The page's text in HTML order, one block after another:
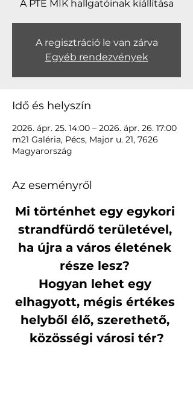
A PTE MIK hallgatóinak kiállítása
A regisztráció le van zárva
Egyéb rendezvények
Idő és helyszín
2026. ápr. 25. 14:00 – 2026. ápr. 26. 17:00
m21 Galéria, Pécs, Major u. 21, 7626
Magyarország
Az eseményről
Mi történhet egy egykori
strandfürdő területével,
ha újra a város életének
része lesz?
Hogyan lehet egy
elhagyott, mégis értékes
helyből élő, szerethető,
közösségi városi tér?